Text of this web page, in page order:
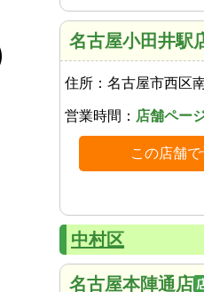
名古屋小田井駅
住所： 名古屋市西区
営業時間： 店舗ペー
この店舗
中村区
名古屋本陣通店